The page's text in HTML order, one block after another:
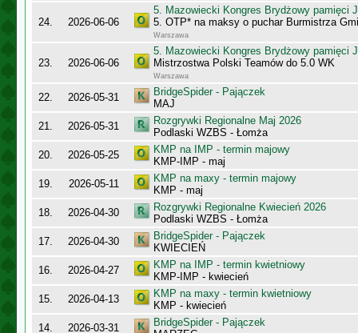
24. 2026-06-06
5. Mazowiecki Kongres Brydżowy pamięci
5. OTP* na maksy o puchar Burmistrza
Warszawa
23. 2026-06-06
5. Mazowiecki Kongres Brydżowy pamięci
Mistrzostwa Polski Teamów do 5.0 WK
Warszawa
22. 2026-05-31
BridgeSpider - Pajączek
MAJ
21.
2026-05-31
Rozgrywki Regionalne Maj 2026
Podlaski WZBS - Łomża
20.
2026-05-25
KMP na IMP - termin majowy
KMP-IMP - maj
19.
2026-05-11
KMP na maxy - termin majowy
KMP - maj
18.
2026-04-30
Rozgrywki Regionalne Kwiecień 2026
Podlaski WZBS - Łomża
17.
2026-04-30
BridgeSpider - Pajączek
KWIECIEŃ
16.
2026-04-27
KMP na IMP - termin kwietniowy
KMP-IMP - kwiecień
15.
2026-04-13
KMP na maxy - termin kwietniowy
KMP - kwiecień
14.
2026-03-31
BridgeSpider - Pajączek